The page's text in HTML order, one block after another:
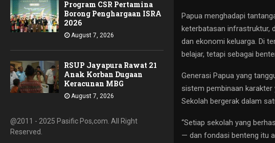
Program CSR Pertamina
Borong Penghargaan ISRA
2026
August 7, 2026
RSUP Jayapura Rawat 21
Anak Korban Dugaan
Keracunan MBG
August 7, 2026
@2011 - 2025 Pasific Pos,com. All Right
Reserved.
Papua menghadapi
keterbatasan infrastruktur,
dan ekonomi keluarga. Di
belajar, tetapi sebagai
Generasi Papua yang
sistem pembinaan
Sekolah bergerak dalam
“Setiap sekolah yang
— dan fondasi benteng itu